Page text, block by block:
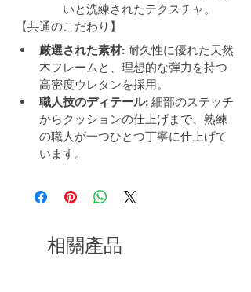
いと洗練されたテクスチャ。
【共通のこだわり】
厳選された素材: 耐久性に優れた天然
木フレームと、理想的な弾力を持つ
高密度ウレタンを採用。
職人技のディテール: 細部のステッチ
からクッションの仕上げまで、熟練
の職人が一つひとつ丁寧に仕上げて
います。
相關產品